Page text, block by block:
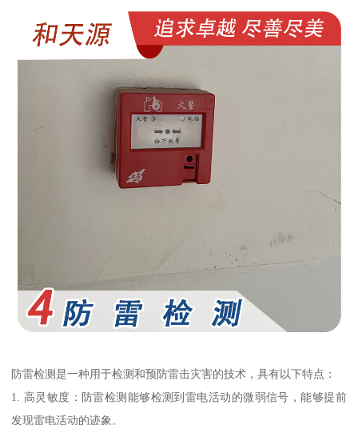
防雷检测是一种用于检测和预防雷击灾害的技术，具有以下特点：
1. 高灵敏度：防雷检测能够检测到雷电活动的微弱信号，能够提前
发现雷电活动的迹象。